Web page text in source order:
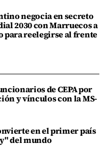
negocia en secreto
2030 con Marruecos a
para reelegirse al frente
de CEPA por
y vínculos con la MS-
en el primer país
del mundo